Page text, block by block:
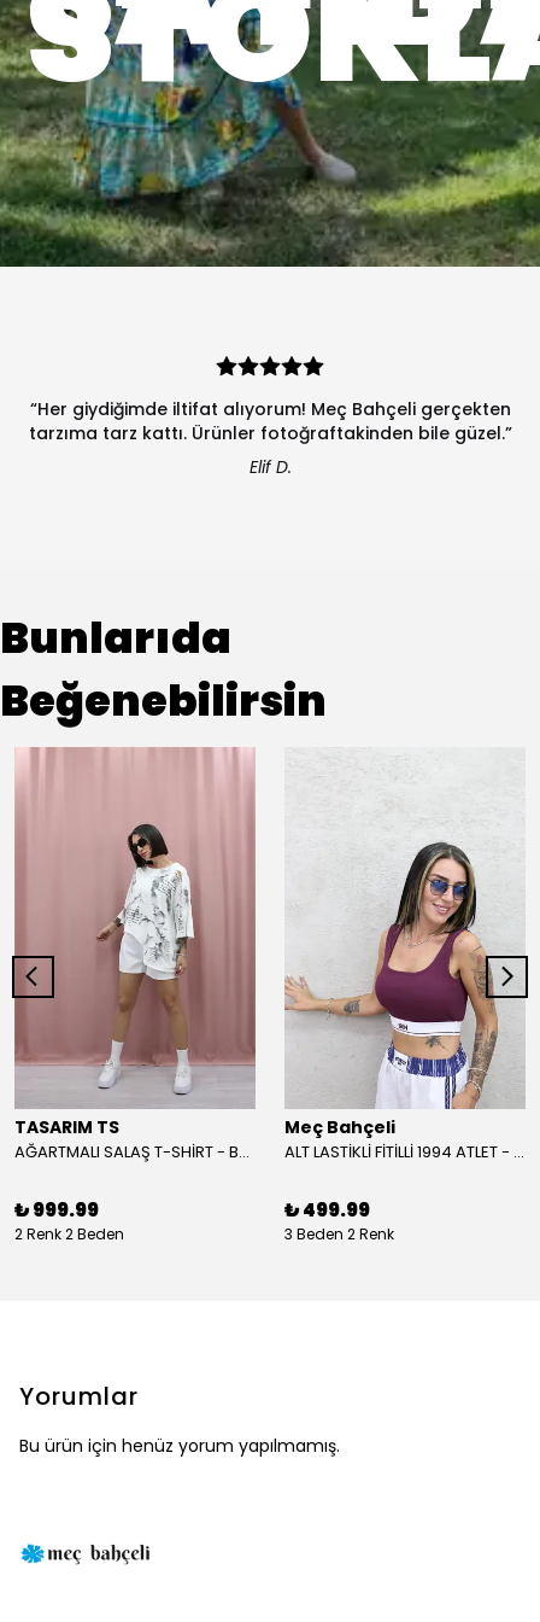
“Her giydiğimde iltifat alıyorum! Meç Bahçeli gerçekten
tarzıma tarz kattı. Ürünler fotoğraftakinden bile güzel.”
Elif D.
Bunlarıda
Beğenebilirsin
TASARIM TS
AĞARTMALI SALAŞ T-SHİRT - BEYAZ
₺ 999.99
2 Renk 2 Beden
Meç Bahçeli
ALT LASTİKLİ FİTİLLİ 1994 ATLET - BORDO
₺ 499.99
3 Beden 2 Renk
Yorumlar
Bu ürün için henüz yorum yapılmamış.